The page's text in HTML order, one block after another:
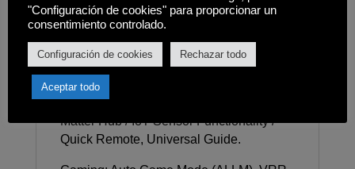
5.3, Anynet+ (HDMI-CEC).
Smart TV: Sistema operativo Tizen, Bixby,
Funciona con altavoz de IA Alexa y
Google Assistant, samsung TV Plus,
Navegador web, SmartThings Hub /
Matter Hub / IoT-Sensor Functionality /
Quick Remote, Universal Guide.
"Configuración de cookies" para proporcionar un
consentimiento controlado.
Configuración de cookies Rechazar todo
Aceptar todo